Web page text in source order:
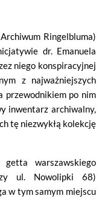
Ringelbluma)
dr. Emanuela
niego konspiracyjnej
z najważniejszych
przewodnikiem po nim
inwentarz archiwalny,
tę niezwykłą kolekcję
warszawskiego
ul. Nowolipki 68)
w tym samym miejscu